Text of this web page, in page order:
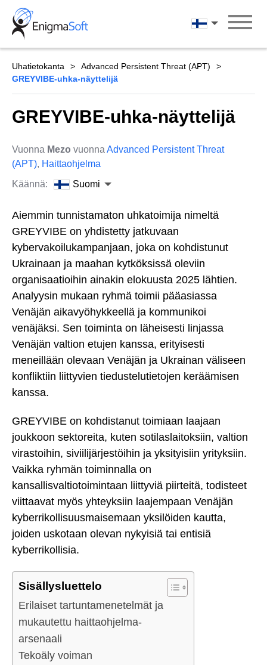
Skip
content
Suomi
Uhatietokanta
Advanced Persistent Threat (APT)
GREYVIBE-uhka-näyttelijä
GREYVIBE-uhka-näyttelijä
Vuonna Mezo vuonna Advanced Persistent Threat
(APT), Haittaohjelma
Käännä:
Suomi
Aiemmin tunnistamaton uhkatoimija nimeltä
GREYVIBE on yhdistetty jatkuvaan
kybervakoilukampanjaan, joka on kohdistunut
Ukrainaan ja maahan kytköksissä oleviin
organisaatioihin ainakin elokuusta 2025 lähtien.
Analyysin mukaan ryhmä toimii pääasiassa
Venäjän aikavyöhykkeellä ja kommunikoi
venäjäksi. Sen toiminta on läheisesti linjassa
Venäjän valtion etujen kanssa, erityisesti
meneillään olevaan Venäjän ja Ukrainan väliseen
konfliktiin liittyvien tiedustelutietojen keräämisen
kanssa.
GREYVIBE on kohdistanut toimiaan laajaan
joukkoon sektoreita, kuten sotilaslaitoksiin, valtion
virastoihin, siviilijärjestöihin ja yksityisiin yrityksiin.
Vaikka ryhmän toiminnalla on
kansallisvaltiotoimintaan liittyviä piirteitä, todisteet
viittaavat myös yhteyksiin laajempaan Venäjän
kyberrikollisuusmaisemaan yksilöiden kautta,
joiden uskotaan olevan nykyisiä tai entisiä
kyberrikollisia.
Sisällysluettelo
Erilaiset tartuntamenetelmät ja
mukautettu haittaohjelma-
arsenaali
Tekoäly voiman